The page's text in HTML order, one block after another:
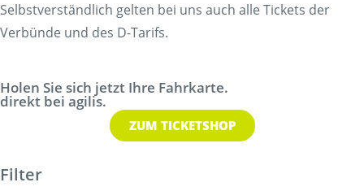
Selbstverständlich gelten bei uns auch alle Tickets der
Verbünde und des D-Tarifs.
Holen Sie sich jetzt Ihre Fahrkarte.
direkt bei agilis.
ZUM TICKETSHOP
Filter